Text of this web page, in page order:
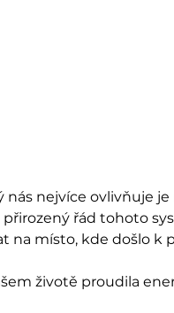
nejvíce ovlivňuje je
řád tohoto
na místo, kde došlo k
životě proudila